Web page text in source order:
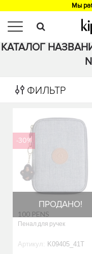
Мы
Главная >Каталог
КАТАЛОГ
ФИЛЬТР
ПРОДАНО!
-30%
100 PENS
Пенал для ручек
Артикул: K09405_41T